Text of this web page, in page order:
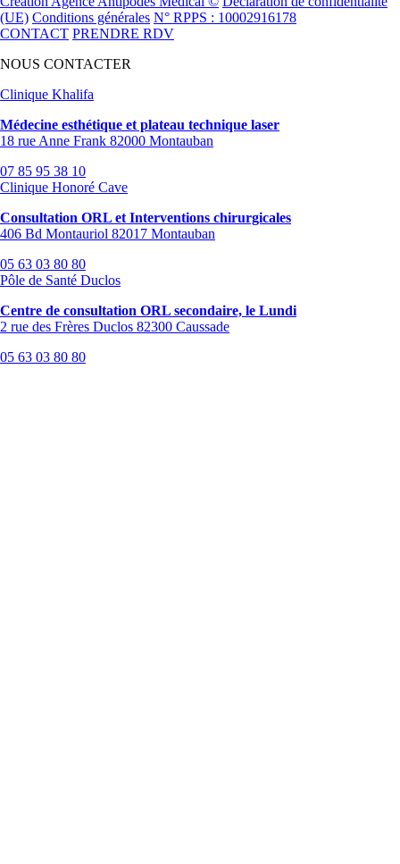
(UE) Conditions générales N° RPPS : 10002916178
CONTACT PRENDRE RDV
NOUS CONTACTER
Clinique Khalifa
Médecine esthétique et plateau technique laser
18 rue Anne Frank 82000 Montauban
07 85 95 38 10
Clinique Honoré Cave
Consultation ORL et Interventions chirurgicales
406 Bd Montauriol 82017 Montauban
05 63 03 80 80
Pôle de Santé Duclos
Centre de consultation ORL secondaire, le Lundi
2 rue des Frères Duclos 82300 Caussade
05 63 03 80 80